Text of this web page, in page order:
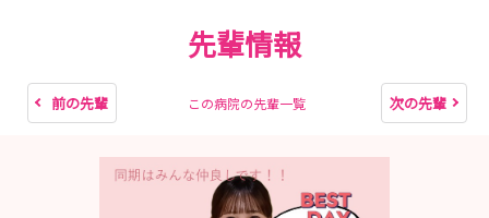
先輩情報
前の先輩 この病院の先輩一覧 次の先輩